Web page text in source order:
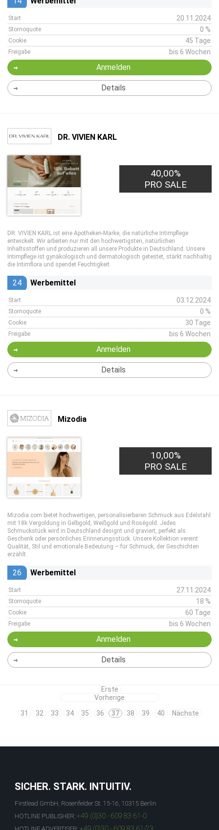
Start 20.11.2024
Stornoquote 0 %
Cookie 45 Tage
Freigabe bis 6 Wochen
Anmelden
Details
DR. VIVIEN KARL
40,00%
PRO SALE
DR. VIVIEN KARL ist eine Apotheken-Marke, die natürliche Intimpflege
entwickelt. Wir arbeiten nur mit den hochwertigsten, natürlichen
Inhaltsstoffen und produzieren all unsere Produkte in Deutschland. Unsere
Intimpflege ist gynäkologisch und dermatologisch getestet, stärkt nachhaltig
die Intimflora und spendet Feuchtigkeit.
24 Werbemittel
Start 03.12.2024
Stornoquote 0 %
Cookie 30 Tage
Freigabe bis 6 Wochen
Anmelden
Details
Mizodia
10,00%
PRO SALE
Mizodia.com bietet hochwertigen, personalisierbaren Schmuck aus Edelstahl
mit 18k Vergoldung in Gelbgold, Weißgold und Roségold. Jedes
Schmuckstück wird in Deutschland designt und graviert, perfekt als
Geschenk oder persönliches Erinnerungsstück. Unsere Kollektion vereint
Qualität, Stil und emotionale Bedeutung – für Schmuck, der Geschichten
erzählt.
26 Werbemittel
Start 27.11.2024
Stornoquote 18 %
Cookie 60 Tage
Freigabe bis 6 Wochen
Anmelden
Details
Erste
Vorherige
31
32 33 34 35 36 37 38 39 40 Nächste
SICHER. STARK. INTUITIV.
Firstlead GmbH, Rosenfelder St. 15-16, 10315 Berlin
HOTLINE PUBLISHER: +49 (0)30 - 609 83 61-0